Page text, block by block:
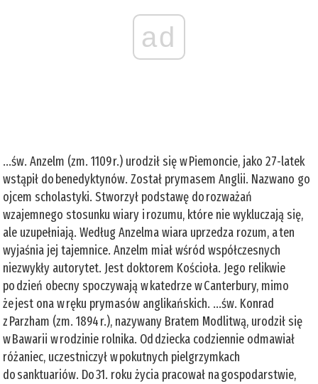
ad
...św. Anzelm (zm. 1109 r.) urodził się w Piemoncie, jako 27-latek
wstąpił do benedyktynów. Został prymasem Anglii. Nazwano go
ojcem scholastyki. Stworzył podstawę do rozważań
wzajemnego stosunku wiary i rozumu, które nie wykluczają się,
ale uzupełniają. Według Anzelma wiara uprzedza rozum, a ten
wyjaśnia jej tajemnice. Anzelm miał wśród współczesnych
niezwykły autorytet. Jest doktorem Kościoła. Jego relikwie
po dzień obecny spoczywają w katedrze w Canterbury, mimo
że jest ona w ręku prymasów anglikańskich. ...św. Konrad
z Parzham (zm. 1894 r.), nazywany Bratem Modlitwą, urodził się
w Bawarii w rodzinie rolnika. Od dziecka codziennie odmawiał
różaniec, uczestniczył w pokutnych pielgrzymkach
do sanktuariów. Do 31. roku życia pracował na gospodarstwie,